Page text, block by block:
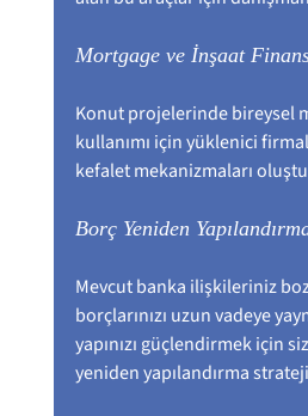
Mortgage ve İnşaat
Konut projelerinde bireysel
kullanımı için yüklenici
kefalet mekanizmaları
Borç Yeniden
Mevcut banka ilişkileriniz
borçlarınızı uzun vadeye
yapınızı güçlendirmek için
yeniden yapılandırma